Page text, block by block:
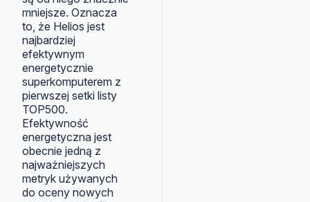
mniejsze. Oznacza
to, że Helios jest
najbardziej
efektywnym
energetycznie
superkomputerem z
pierwszej setki listy
TOP500.
Efektywność
energetyczna jest
obecnie jedną z
najważniejszych
metryk używanych
do oceny nowych